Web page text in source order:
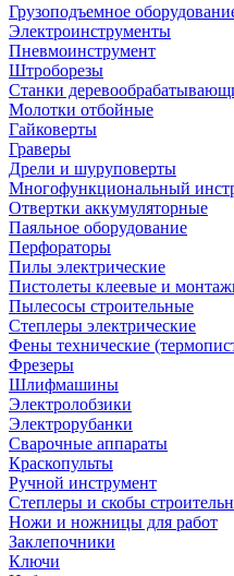
Грузоподъемное
Электроинструменты
Пневмоинструмент
Штроборезы
Станки
Молотки отбойные
Гайковерты
Граверы
Дрели и шуруповерты
Многофункциональный
Отвертки аккумуляторные
Паяльное оборудование
Перфораторы
Пилы электрические
Пистолеты клеевые и
Пылесосы строительные
Степлеры электрические
Фены технические
Фрезеры
Шлифмашины
Электролобзики
Электрорубанки
Сварочные аппараты
Краскопульты
Ручной инструмент
Степлеры и скобы
Ножи и ножницы для работ
Заклепочники
Ключи